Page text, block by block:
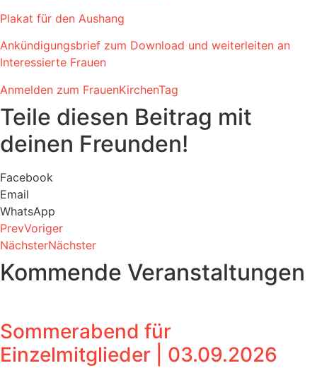
Plakat für den Aushang
Ankündigungsbrief zum Download und weiterleiten an
Interessierte Frauen
Anmelden zum FrauenKirchenTag
Teile diesen Beitrag mit
deinen Freunden!
Facebook
Email
WhatsApp
PrevVoriger
NächsterNächster
Kommende Veranstaltungen
Sommerabend für
Einzelmitglieder | 03.09.2026